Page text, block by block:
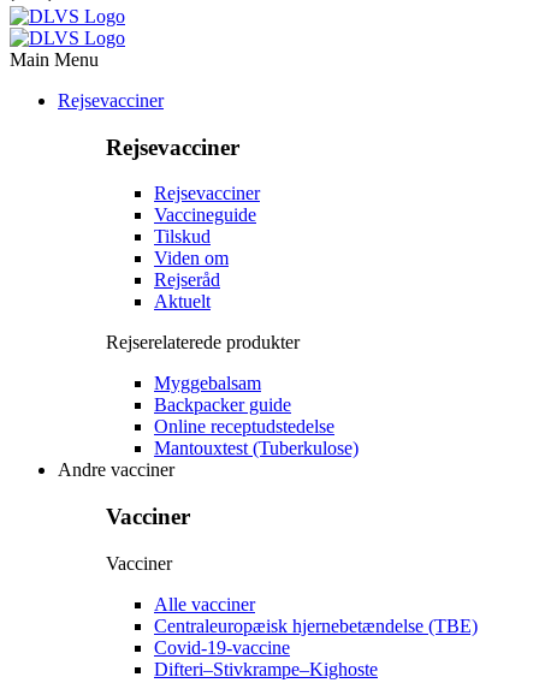
Main Menu
Rejsevacciner
Rejsevacciner
Rejsevacciner
Vaccineguide
Tilskud
Viden om
Rejseråd
Aktuelt
Rejserelaterede produkter
Myggebalsam
Backpacker guide
Online receptudstedelse
Mantouxtest (Tuberkulose)
Andre vacciner
Vacciner
Vacciner
Alle vacciner
Centraleuropæisk hjernebetændelse (TBE)
Covid-19-vaccine
Difteri–Stivkrampe–Kighoste